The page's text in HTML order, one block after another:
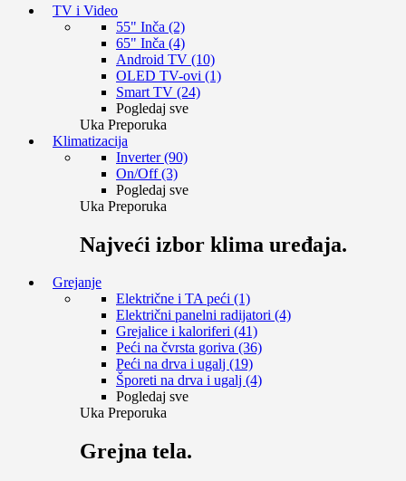
TV i Video
55" Inča (2)
65" Inča (4)
Android TV (10)
OLED TV-ovi (1)
Smart TV (24)
Pogledaj sve
Uka Preporuka
Klimatizacija
Inverter (90)
On/Off (3)
Pogledaj sve
Uka Preporuka
Najveći izbor klima uređaja.
Grejanje
Električne i TA peći (1)
Električni panelni radijatori (4)
Grejalice i kaloriferi (41)
Peći na čvrsta goriva (36)
Peći na drva i ugalj (19)
Šporeti na drva i ugalj (4)
Pogledaj sve
Uka Preporuka
Grejna tela.